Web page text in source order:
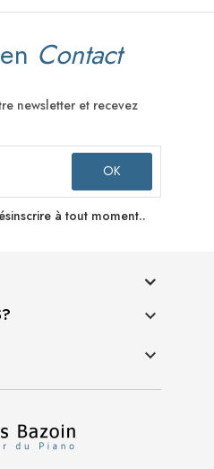
Contact
newsletter et recevez
à tout moment..

